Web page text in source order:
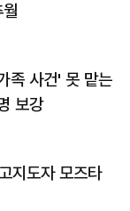
족 사건' 못 맡는
보강
지도자 모즈타